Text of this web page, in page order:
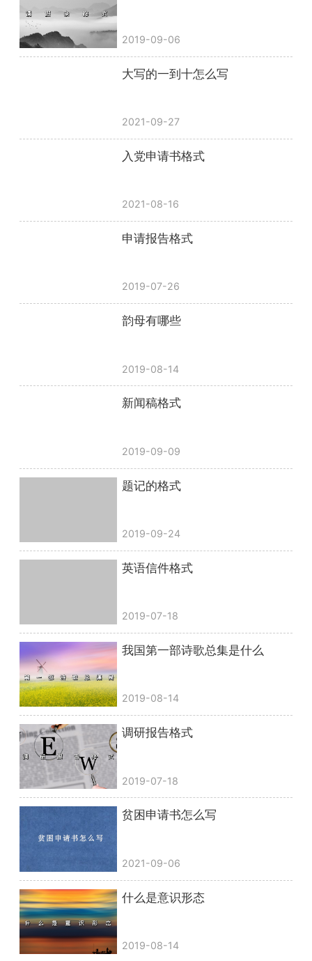
2019-09-06
大写的一到十怎么写
2021-09-27
入党申请书格式
2021-08-16
申请报告格式
2019-07-26
韵母有哪些
2019-08-14
新闻稿格式
2019-09-09
题记的格式
2019-09-24
英语信件格式
2019-07-18
我国第一部诗歌总集是什么
2019-08-14
调研报告格式
2019-07-18
贫困申请书怎么写
2021-09-06
什么是意识形态
2019-08-14